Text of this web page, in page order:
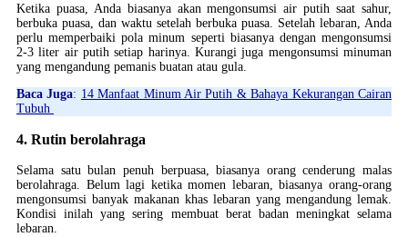
Ketika puasa, Anda biasanya akan mengonsumsi air putih saat sahur,
berbuka puasa, dan waktu setelah berbuka puasa. Setelah lebaran, Anda
perlu memperbaiki pola minum seperti biasanya dengan mengonsumsi
2-3 liter air putih setiap harinya. Kurangi juga mengonsumsi minuman
yang mengandung pemanis buatan atau gula.
Baca Juga: 14 Manfaat Minum Air Putih & Bahaya Kekurangan Cairan
Tubuh
4. Rutin berolahraga
Selama satu bulan penuh berpuasa, biasanya orang cenderung malas
berolahraga. Belum lagi ketika momen lebaran, biasanya orang-orang
mengonsumsi banyak makanan khas lebaran yang mengandung lemak.
Kondisi inilah yang sering membuat berat badan meningkat selama
lebaran.